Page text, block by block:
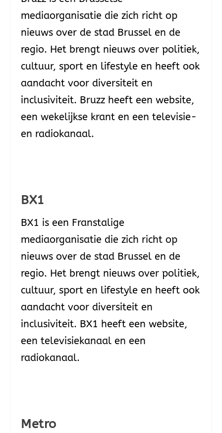
mediaorganisatie die zich richt op
nieuws over de stad Brussel en de
regio. Het brengt nieuws over politiek,
cultuur, sport en lifestyle en heeft ook
aandacht voor diversiteit en
inclusiviteit. Bruzz heeft een website,
een wekelijkse krant en een televisie-
en radiokanaal.
BX1
BX1 is een Franstalige
mediaorganisatie die zich richt op
nieuws over de stad Brussel en de
regio. Het brengt nieuws over politiek,
cultuur, sport en lifestyle en heeft ook
aandacht voor diversiteit en
inclusiviteit. BX1 heeft een website,
een televisiekanaal en een
radiokanaal.
Metro